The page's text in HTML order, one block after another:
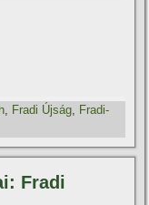
, Fradi Újság, Fradi-
Fradi